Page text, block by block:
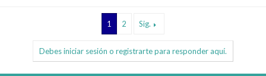
1 2 Sig.
Debes iniciar sesión o registrarte para responder aquí.